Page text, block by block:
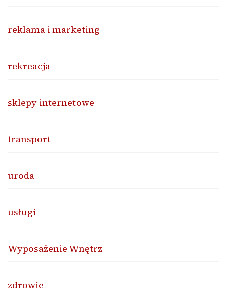
reklama i marketing
rekreacja
sklepy internetowe
transport
uroda
usługi
Wyposażenie Wnętrz
zdrowie